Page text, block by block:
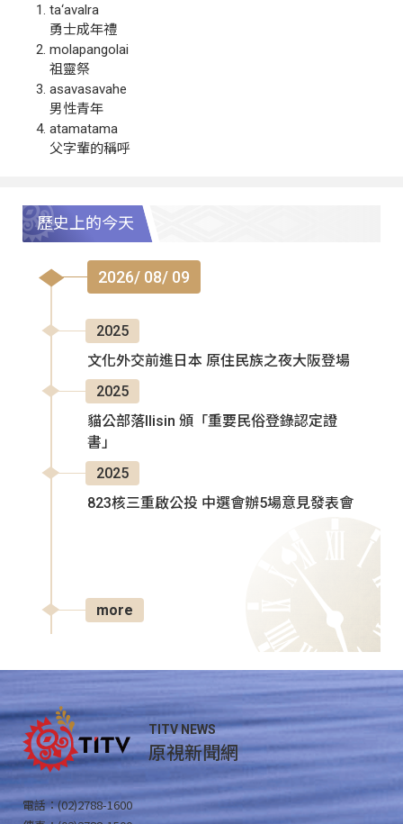
ta‘avalra
勇士成年禮
molapangolai
祖靈祭
asavasavahe
男性青年
atamatama
父字輩的稱呼
歷史上的今天
2026/ 08/ 09
2025
文化外交前進日本 原住民族之夜大阪登場
2025
貓公部落Ilisin 頒「重要民俗登錄認定證
書」
2025
823核三重啟公投 中選會辦5場意見發表會
more
TITV NEWS
原視新聞網
電話：(02)2788-1600